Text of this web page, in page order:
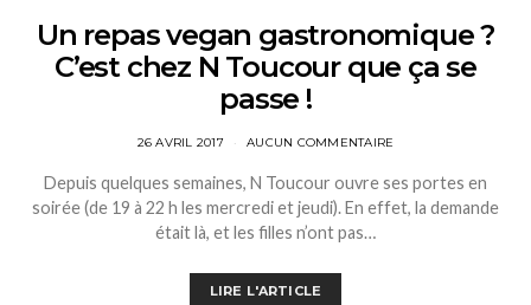
Un repas vegan gastronomique ?
C’est chez N Toucour que ça se
passe !
26 AVRIL 2017 AUCUN COMMENTAIRE
Depuis quelques semaines, N Toucour ouvre ses portes en
soirée (de 19 à 22 h les mercredi et jeudi). En effet, la demande
était là, et les filles n’ont pas…
LIRE L'ARTICLE